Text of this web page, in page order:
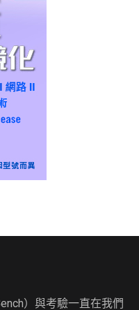
）與考驗一直在我們